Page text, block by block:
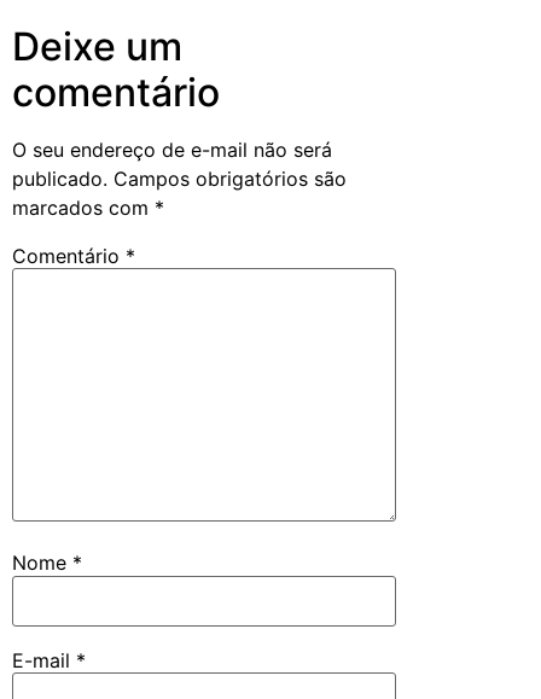
Deixe um
comentário
O seu endereço de e-mail não será
publicado. Campos obrigatórios são
marcados com *
Comentário *
Nome *
E-mail *